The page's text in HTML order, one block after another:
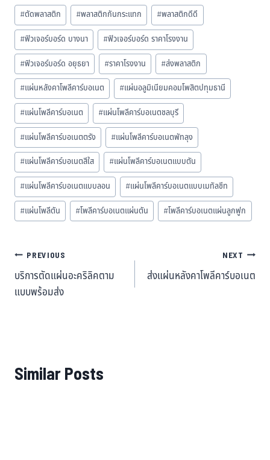
#ตัดพลาสติก #พลาสติกกันกระแทก #พลาสติกดีดี
#ฟิวเจอร์บอร์ด บางนา #ฟิวเจอร์บอร์ด ราคาโรงงาน
#ฟิวเจอร์บอร์ด อยุธยา #ราคาโรงงาน #ส่งพลาสติก
#แผ่นหลังคาโพลีคาร์บอเนต #แผ่นอลูมิเนียมคอมโพสิตปทุมธานี
#แผ่นโพลีคาร์บอเนต #แผ่นโพลีคาร์บอเนตชลบุรี
#แผ่นโพลีคาร์บอเนตตรัง #แผ่นโพลีคาร์บอเนตพัทลุง
#แผ่นโพลีคาร์บอเนตสีใส #แผ่นโพลีคาร์บอเนตแบบตัน
#แผ่นโพลีคาร์บอเนตแบบลอน #แผ่นโพลีคาร์บอเนตแบบเมทัลชีท
#แผ่นโพลีตัน #โพลีคาร์บอเนตแผ่นตัน #โพลีคาร์บอเนตแผ่นลูกฟูก
PREVIOUS
บริการตัดแผ่นอะคริลิคตาม
แบบพร้อมส่ง
NEXT
ส่งแผ่นหลังคาโพลีคาร์บอเนต
Similar Posts